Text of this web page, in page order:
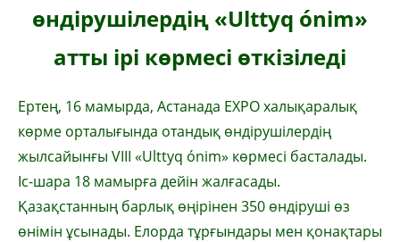
өндірушілердің «Ulttyq ónim»
атты ірі көрмесі өткізіледі
Ертең, 16 мамырда, Астанада EXPO халықаралық
көрме орталығында отандық өндірушілердің
жылсайынғы VIII «Ulttyq ónim» көрмесі басталады.
Іс-шара 18 мамырға дейін жалғасады.
Қазақстанның барлық өңірінен 350 өндіруші өз
өнімін ұсынады. Елорда тұрғындары мен қонақтары